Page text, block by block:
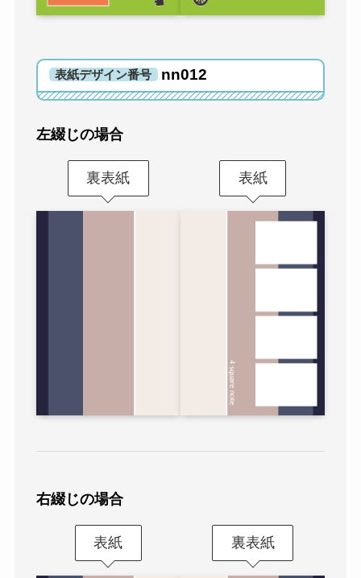
表紙デザイン番号 nn012
左綴じの場合
裏表紙 表紙
右綴じの場合
表紙 裏表紙